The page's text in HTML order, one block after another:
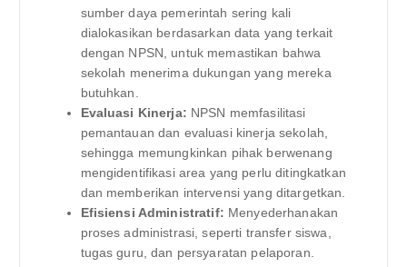
sumber daya pemerintah sering kali
dialokasikan berdasarkan data yang terkait
dengan NPSN, untuk memastikan bahwa
sekolah menerima dukungan yang mereka
butuhkan.
Evaluasi Kinerja: NPSN memfasilitasi
pemantauan dan evaluasi kinerja sekolah,
sehingga memungkinkan pihak berwenang
mengidentifikasi area yang perlu ditingkatkan
dan memberikan intervensi yang ditargetkan.
Efisiensi Administratif: Menyederhanakan
proses administrasi, seperti transfer siswa,
tugas guru, dan persyaratan pelaporan.